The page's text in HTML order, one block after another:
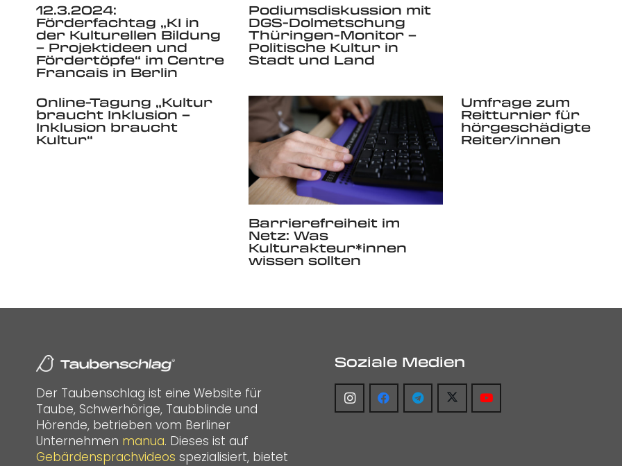
12.3.2024:
Förderfachtag „KI in
der Kulturellen Bildung
– Projektideen und
Fördertöpfe“ im Centre
Francais in Berlin
Podiumsdiskussion mit
DGS-Dolmetschung
Thüringen-Monitor –
Politische Kultur in
Stadt und Land
Online-Tagung „Kultur
braucht Inklusion –
Inklusion braucht
Kultur“
Barrierefreiheit im
Netz: Was
Kulturakteur*innen
wissen sollten
Umfrage zum
Reitturnier für
hörgeschädigte
Reiter/innen
Der Taubenschlag ist eine Website für
Taube, Schwerhörige, Taubblinde und
Hörende, betrieben vom Berliner
Unternehmen manua. Dieses ist auf
Gebärdensprachvideos spezialisiert, bietet
Soziale Medien